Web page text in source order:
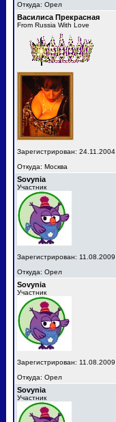
Откуда: Орел
Василиса Прекрасная
From Russia With Love
Зарегистрирован: 24.11.2004
Откуда: Москва
Sovynia
Участник
Зарегистрирован: 11.08.2009
Откуда: Орел
Sovynia
Участник
Зарегистрирован: 11.08.2009
Откуда: Орел
Sovynia
Участник